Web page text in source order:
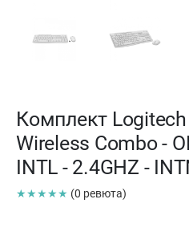
Комплект
Wireless Combo -
INTL - 2.4GHZ -
★★★★★ (0 ревюта)